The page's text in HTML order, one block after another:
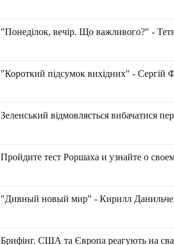
"Понеділок, вечір. Що важливого?" -
"Короткий підсумок вихідних" - Сергій
Зеленський відмовляється вибачатися
Пройдите тест Роршаха и узнайте о
"Дивный новый мир" - Кирилл
Брифінг. США та Європа реагують на